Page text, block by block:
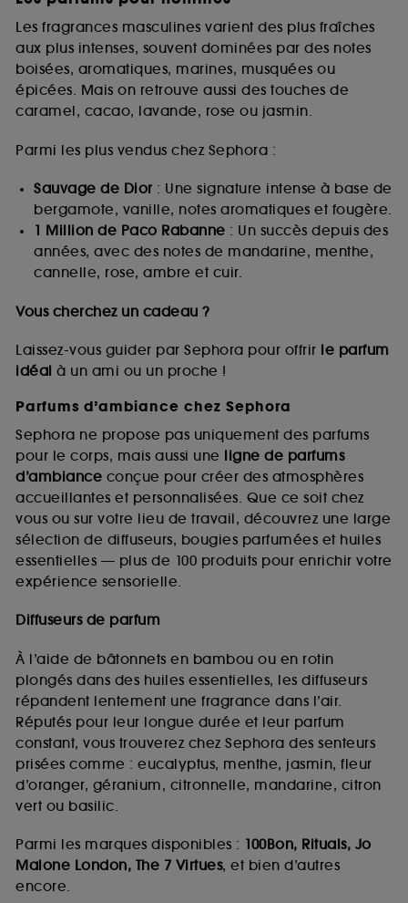
Les fragrances masculines varient des plus fraîches
aux plus intenses, souvent dominées par des notes
boisées, aromatiques, marines, musquées ou
épicées. Mais on retrouve aussi des touches de
caramel, cacao, lavande, rose ou jasmin.
Parmi les plus vendus chez Sephora :
Sauvage de Dior: Une signature intense à base de
bergamote, vanille, notes aromatiques et fougère.
1 Million de Paco Rabanne : Un succès depuis des
années, avec des notes de mandarine, menthe,
cannelle, rose, ambre et cuir.
Vous cherchez un cadeau ?
Laissez-vous guider par Sephora pour offrir le parfum
idéal à un ami ou un proche !
Parfums d’ambiance chez Sephora
Sephora ne propose pas uniquement des parfums
pour le corps, mais aussi une ligne de parfums
d’ambiance conçue pour créer des atmosphères
accueillantes et personnalisées. Que ce soit chez
vous ou sur votre lieu de travail, découvrez une large
sélection de diffuseurs, bougies parfumées et huiles
essentielles — plus de 100 produits pour enrichir votre
expérience sensorielle.
Diffuseurs de parfum
À l’aide de bâtonnets en bambou ou en rotin
plongés dans des huiles essentielles, les diffuseurs
répandent lentement une fragrance dans l’air.
Réputés pour leur longue durée et leur parfum
constant, vous trouverez chez Sephora des senteurs
prisées comme : eucalyptus, menthe, jasmin, fleur
d’oranger, géranium, citronnelle, mandarine, citron
vert ou basilic.
Parmi les marques disponibles : 100Bon, Rituals, Jo
Malone London, The 7 Virtues, et bien d’autres
encore.